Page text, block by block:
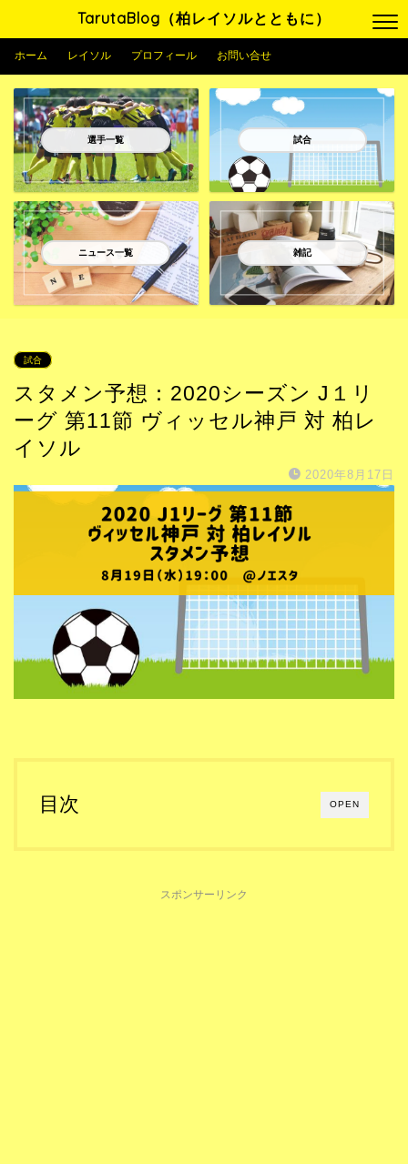
TarutaBlog（柏レイソルとともに）
ホーム レイソル プロフィール お問い合せ
選手一覧 試合
ニュース一覧 雑記
試合
スタメン予想：2020シーズン J１リ
ーグ 第11節 ヴィッセル神戸 対 柏レ
イソル
2020年8月17日
OPEN
目次
スポンサーリンク